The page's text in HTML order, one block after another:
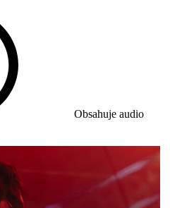
Obsahuje audio